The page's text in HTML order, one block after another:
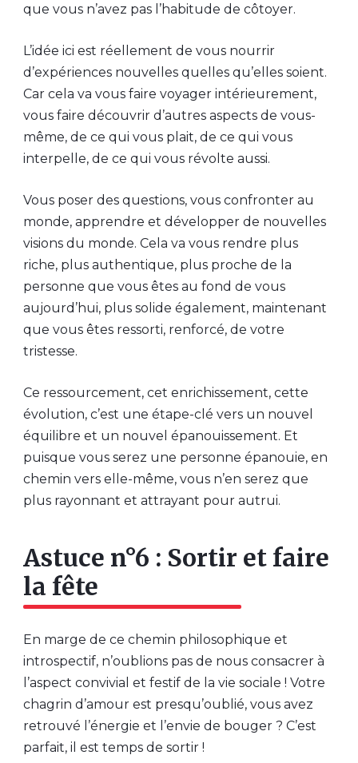
que vous n’avez pas l’habitude de côtoyer.
L’idée ici est réellement de vous nourrir
d’expériences nouvelles quelles qu’elles soient.
Car cela va vous faire voyager intérieurement,
vous faire découvrir d’autres aspects de vous-
même, de ce qui vous plait, de ce qui vous
interpelle, de ce qui vous révolte aussi.
Vous poser des questions, vous confronter au
monde, apprendre et développer de nouvelles
visions du monde. Cela va vous rendre plus
riche, plus authentique, plus proche de la
personne que vous êtes au fond de vous
aujourd’hui, plus solide également, maintenant
que vous êtes ressorti, renforcé, de votre
tristesse.
Ce ressourcement, cet enrichissement, cette
évolution, c’est une étape-clé vers un nouvel
équilibre et un nouvel épanouissement. Et
puisque vous serez une personne épanouie, en
chemin vers elle-même, vous n’en serez que
plus rayonnant et attrayant pour autrui.
Astuce n°6 : Sortir et faire
la fête
En marge de ce chemin philosophique et
introspectif, n’oublions pas de nous consacrer à
l’aspect convivial et festif de la vie sociale ! Votre
chagrin d’amour est presqu’oublié, vous avez
retrouvé l’énergie et l’envie de bouger ? C’est
parfait, il est temps de sortir !